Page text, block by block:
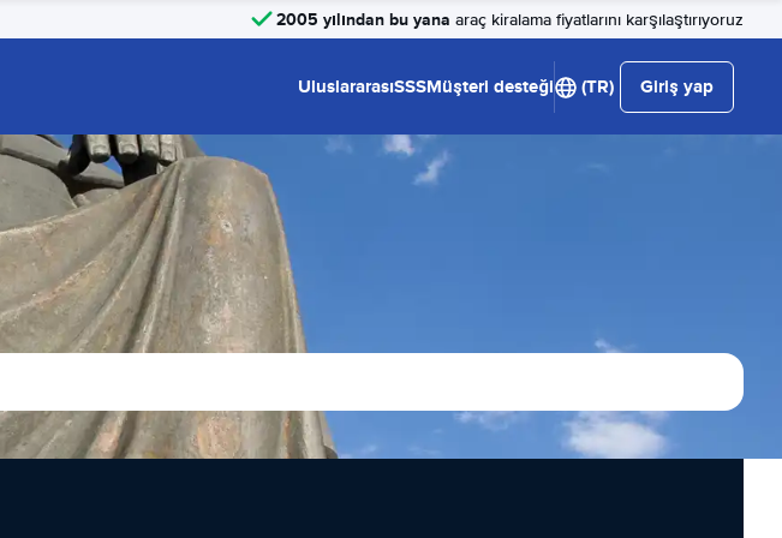
2005 yılından bu yana araç kiralama fiyatlarını karşılaştırıyoruz
UluslararasıSSSMüşteri desteği (TR) Giriş yap